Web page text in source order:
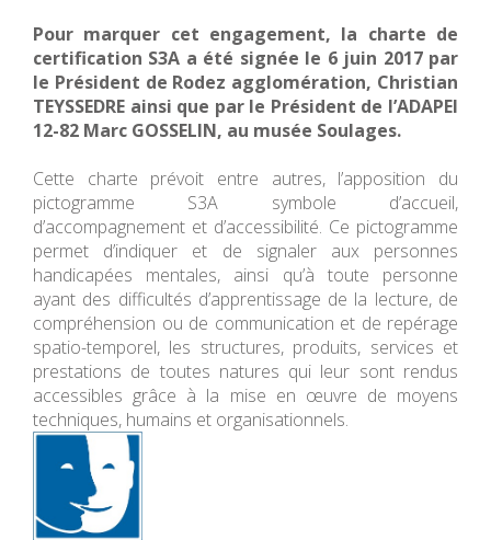
Pour marquer cet engagement, la charte de
certification S3A a été signée le 6 juin 2017 par
le Président de Rodez agglomération, Christian
TEYSSEDRE ainsi que par le Président de l’ADAPEI
12-82 Marc GOSSELIN, au musée Soulages.
Cette charte prévoit entre autres, l’apposition du
pictogramme S3A symbole d’accueil,
d’accompagnement et d’accessibilité. Ce pictogramme
permet d’indiquer et de signaler aux personnes
handicapées mentales, ainsi qu’à toute personne
ayant des difficultés d’apprentissage de la lecture, de
compréhension ou de communication et de repérage
spatio-temporel, les structures, produits, services et
prestations de toutes natures qui leur sont rendus
accessibles grâce à la mise en œuvre de moyens
techniques, humains et organisationnels.